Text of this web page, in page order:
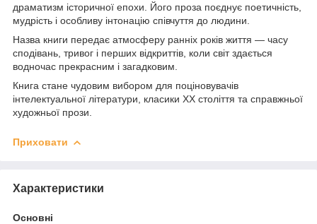
драматизм історичної епохи. Його проза поєднує поетичність,
мудрість і особливу інтонацію співчуття до людини.
Назва книги передає атмосферу ранніх років життя — часу
сподівань, тривог і перших відкриттів, коли світ здається
водночас прекрасним і загадковим.
Книга стане чудовим вибором для поціновувачів
інтелектуальної літератури, класики ХХ століття та справжньої
художньої прози.
Приховати
Характеристики
Основні